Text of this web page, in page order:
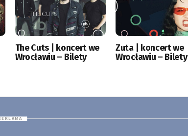
The Cuts | koncert we
Wrocławiu – Bilety
Zuta | koncert we
Wrocławiu – Bilety